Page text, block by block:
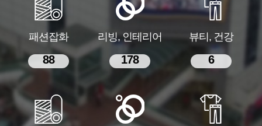
패션잡화
88
리빙, 인테리어
178
뷰티, 건강
6